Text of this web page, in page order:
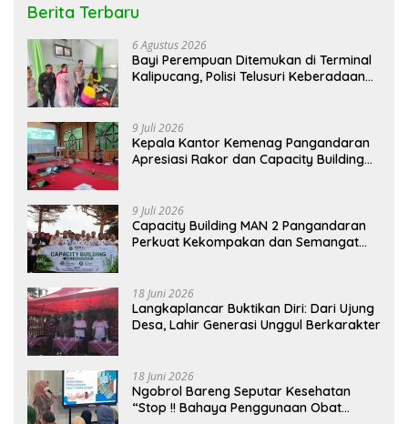
Berita Terbaru
6 Agustus 2026
Bayi Perempuan Ditemukan di Terminal
Kalipucang, Polisi Telusuri Keberadaan
9 Juli 2026
Kepala Kantor Kemenag Pangandaran
Apresiasi Rakor dan Capacity Building
9 Juli 2026
Capacity Building MAN 2 Pangandaran
Perkuat Kekompakan dan Semangat
18 Juni 2026
Langkaplancar Buktikan Diri: Dari Ujung
Desa, Lahir Generasi Unggul Berkarakter
18 Juni 2026
Ngobrol Bareng Seputar Kesehatan
“Stop !! Bahaya Penggunaan Obat